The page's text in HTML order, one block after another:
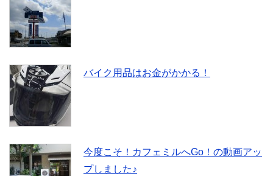
開
き
ま
す
)
開
き
ま
す
)
バイク用品はお金がかかる！
今度こそ！カフェミルへGo！の動画アッ
プしました♪